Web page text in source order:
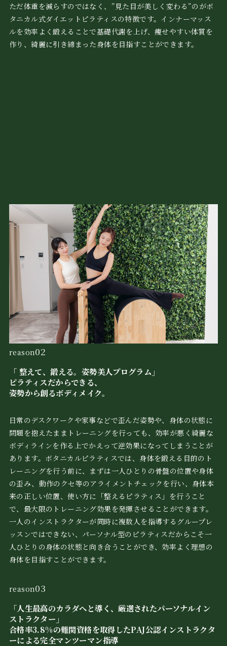
ただ体重を減らすのではなく、”見た目が美しく変わる”のがボ
タニカル式ダイエットピラティスの特徴です。インナーマッス
ルを効率よく鍛えることで基礎代謝を上げ、痩せやすい体質を
作り、綺麗に引き締まった身体を目指すことができます。
reason02
「 整えて、鍛える。姿勢美人プログラム」
ピラティスだからできる、
姿勢から創るボディメイク。
日常のデスクワークや家事などで歪んだ姿勢や、身体の状態に
問題を抱えたままトレーニングを行っても、効率が悪く綺麗な
ボディラインを作る上でかえって逆効果になってしまうことが
あります。ボタニカルピラティスでは、身体を鍛える目的のト
レーニングを行う前に、まずは一人ひとりの骨盤の位置や身体
の歪み、動作のクセ等のアライメントチェックを行い、身体本
来の正しい位置、使い方に「整えるピラティス」を行うこと
で、最大限のトレーニング効果を発揮させることができます。
一人のインストラクターが同時に複数人を指導するグループレ
ッスンではできない、パーソナル型のピラティスだからこそ一
人ひとりの身体の状態と向き合うことができ、効率よく理想の
身体を目指すことができます。
reason03
「人生最高のカラダへと導く、厳選されたパーソナルイン
ストラクター」
合格率3.8%の難関資格を取得したPAJ公認インストラクタ
ーによる完全マンツーマン指導